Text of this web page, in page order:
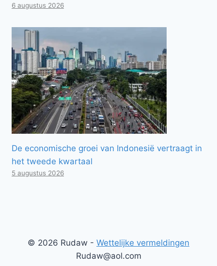
6 augustus 2026
De economische groei van Indonesië vertraagt ​​in
het tweede kwartaal
5 augustus 2026
© 2026 Rudaw - Wettelijke vermeldingen
Rudaw@aol.com